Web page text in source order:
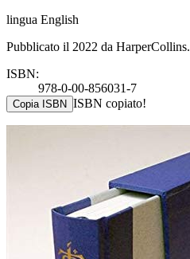
lingua English
Pubblicato il 2022 da HarperCollins.
ISBN:
978-0-00-856031-7
Copia ISBN ISBN copiato!